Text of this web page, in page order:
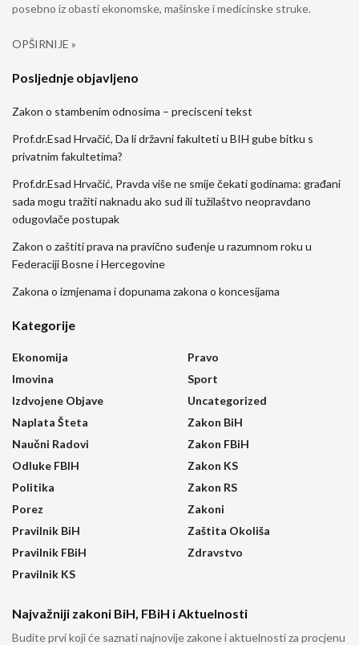
posebno iz obasti ekonomske, mašinske i medicinske struke.
OPŠIRNIJE »
Posljednje objavljeno
Zakon o stambenim odnosima – precisceni tekst
Prof.dr.Esad Hrvačić, Da li državni fakulteti u BIH gube bitku s
privatnim fakultetima?
Prof.dr.Esad Hrvačić, Pravda više ne smije čekati godinama: građani
sada mogu tražiti naknadu ako sud ili tužilaštvo neopravdano
odugovlače postupak
Zakon o zaštiti prava na pravično suđenje u razumnom roku u
Federaciji Bosne i Hercegovine
Zakona o izmjenama i dopunama zakona o koncesijama
Kategorije
Ekonomija
Imovina
Izdvojene Objave
Naplata Šteta
Naučni Radovi
Odluke FBIH
Politika
Porez
Pravilnik BiH
Pravilnik FBiH
Pravilnik KS
Pravo
Sport
Uncategorized
Zakon BiH
Zakon FBiH
Zakon KS
Zakon RS
Zakoni
Zaštita Okoliša
Zdravstvo
Najvažniji zakoni BiH, FBiH i Aktuelnosti
Budite prvi koji će saznati najnovije zakone i aktuelnosti za procjenu